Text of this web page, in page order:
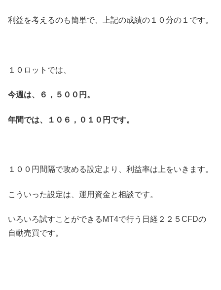
利益を考えるのも簡単で、上記の成績の１０分の１です。
１０ロットでは、
今週は、６，５００円。
年間では、１０６，０１０円です。
１００円間隔で攻める設定より、利益率は上をいきます。
こういった設定は、運用資金と相談です。
いろいろ試すことができるMT4で行う日経２２５CFDの
自動売買です。